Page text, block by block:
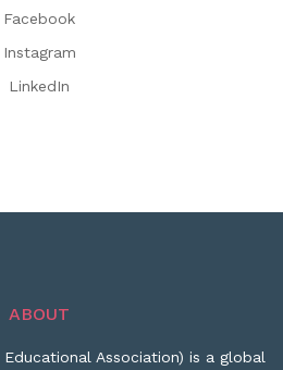
Facebook
Instagram
LinkedIn
ABOUT
Educational Association) is a global